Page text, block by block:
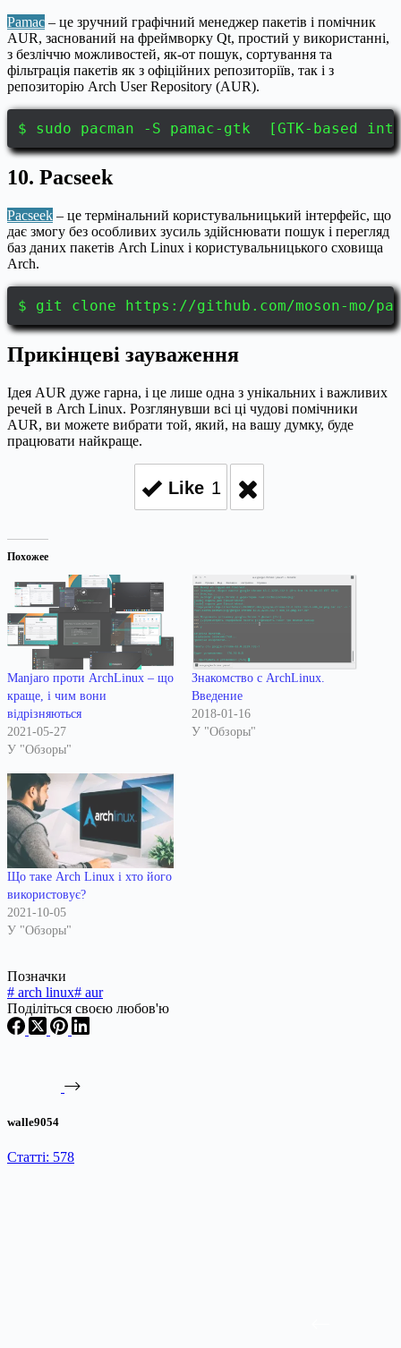
Pamac – це зручний графічний менеджер пакетів і помічник
AUR, заснований на фреймворку Qt, простий у використанні,
з безліччю можливостей, як-от пошук, сортування та
фільтрація пакетів як з офіційних репозиторіїв, так і з
репозиторію Arch User Repository (AUR).
$ sudo pacman -S pamac-gtk [GTK-based
10. Pacseek
Pacseek – це термінальний користувальницький інтерфейс, що
дає змогу без особливих зусиль здійснювати пошук і перегляд
баз даних пакетів Arch Linux і користувальницького сховища
Arch.
$ git clone https://github.com/moson-mo/
Прикінцеві зауваження
Ідея AUR дуже гарна, і це лише одна з унікальних і важливих
речей в Arch Linux. Розглянувши всі ці чудові помічники
AUR, ви можете вибрати той, який, на вашу думку, буде
працювати найкраще.
Like 1
Похожее
Manjaro проти ArchLinux – що
краще, і чим вони
відрізняються
2021-05-27
У "Обзоры"
Знакомство с ArchLinux.
Введение
2018-01-16
У "Обзоры"
Що таке Arch Linux і хто його
використовує?
2021-10-05
У "Обзоры"
Позначки
# arch linux# aur
Поділіться своєю любов'ю
walle9054
Статті: 578